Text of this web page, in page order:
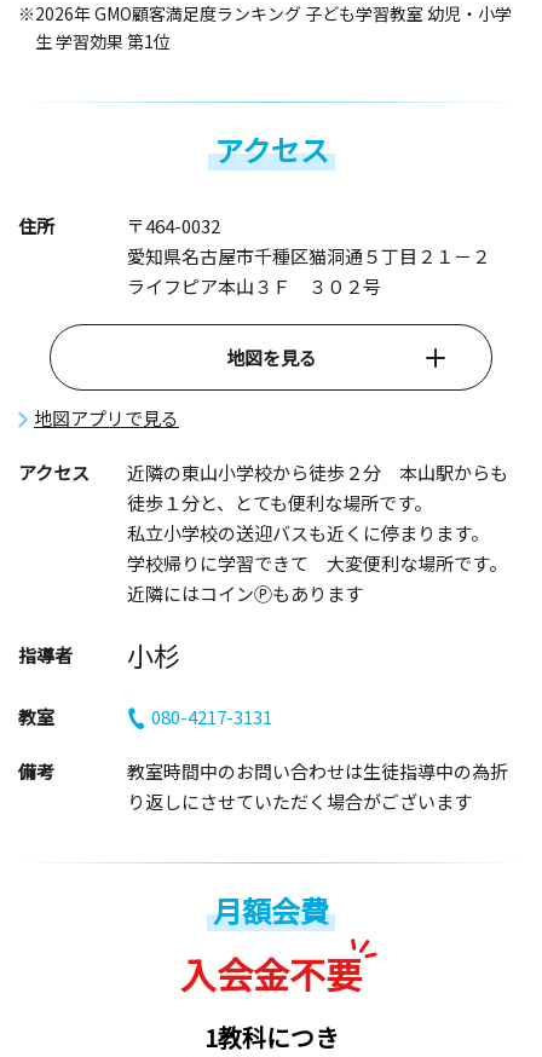
※2026年 GMO顧客満足度ランキング 子ども学習教室 幼児・小学
生 学習効果 第1位
アクセス
住所
〒464-0032
愛知県名古屋市千種区猫洞通５丁目２１－２
ライフピア本山３Ｆ ３０２号
地図を見る
地図アプリで見る
アクセス
近隣の東山小学校から徒歩２分 本山駅からも
徒歩１分と、とても便利な場所です。
私立小学校の送迎バスも近くに停まります。
学校帰りに学習できて 大変便利な場所です。
近隣にはコインⓅもあります
指導者 小杉
教室 080-4217-3131
備考
教室時間中のお問い合わせは生徒指導中の為折
り返しにさせていただく場合がございます
月額会費
入会金不要
1教科につき